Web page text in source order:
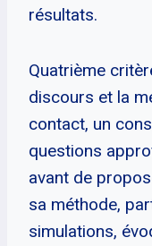
résultats.
Quatrième
discours et la
contact, un
questions
avant de
sa méthode,
simulations,